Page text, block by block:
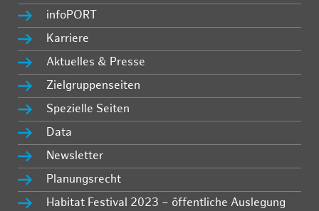
infoPORT
Karriere
Aktuelles & Presse
Zielgruppenseiten
Spezielle Seiten
Data
Newsletter
Planungsrecht
Habitat Festival 2023 – öffentliche Auslegung